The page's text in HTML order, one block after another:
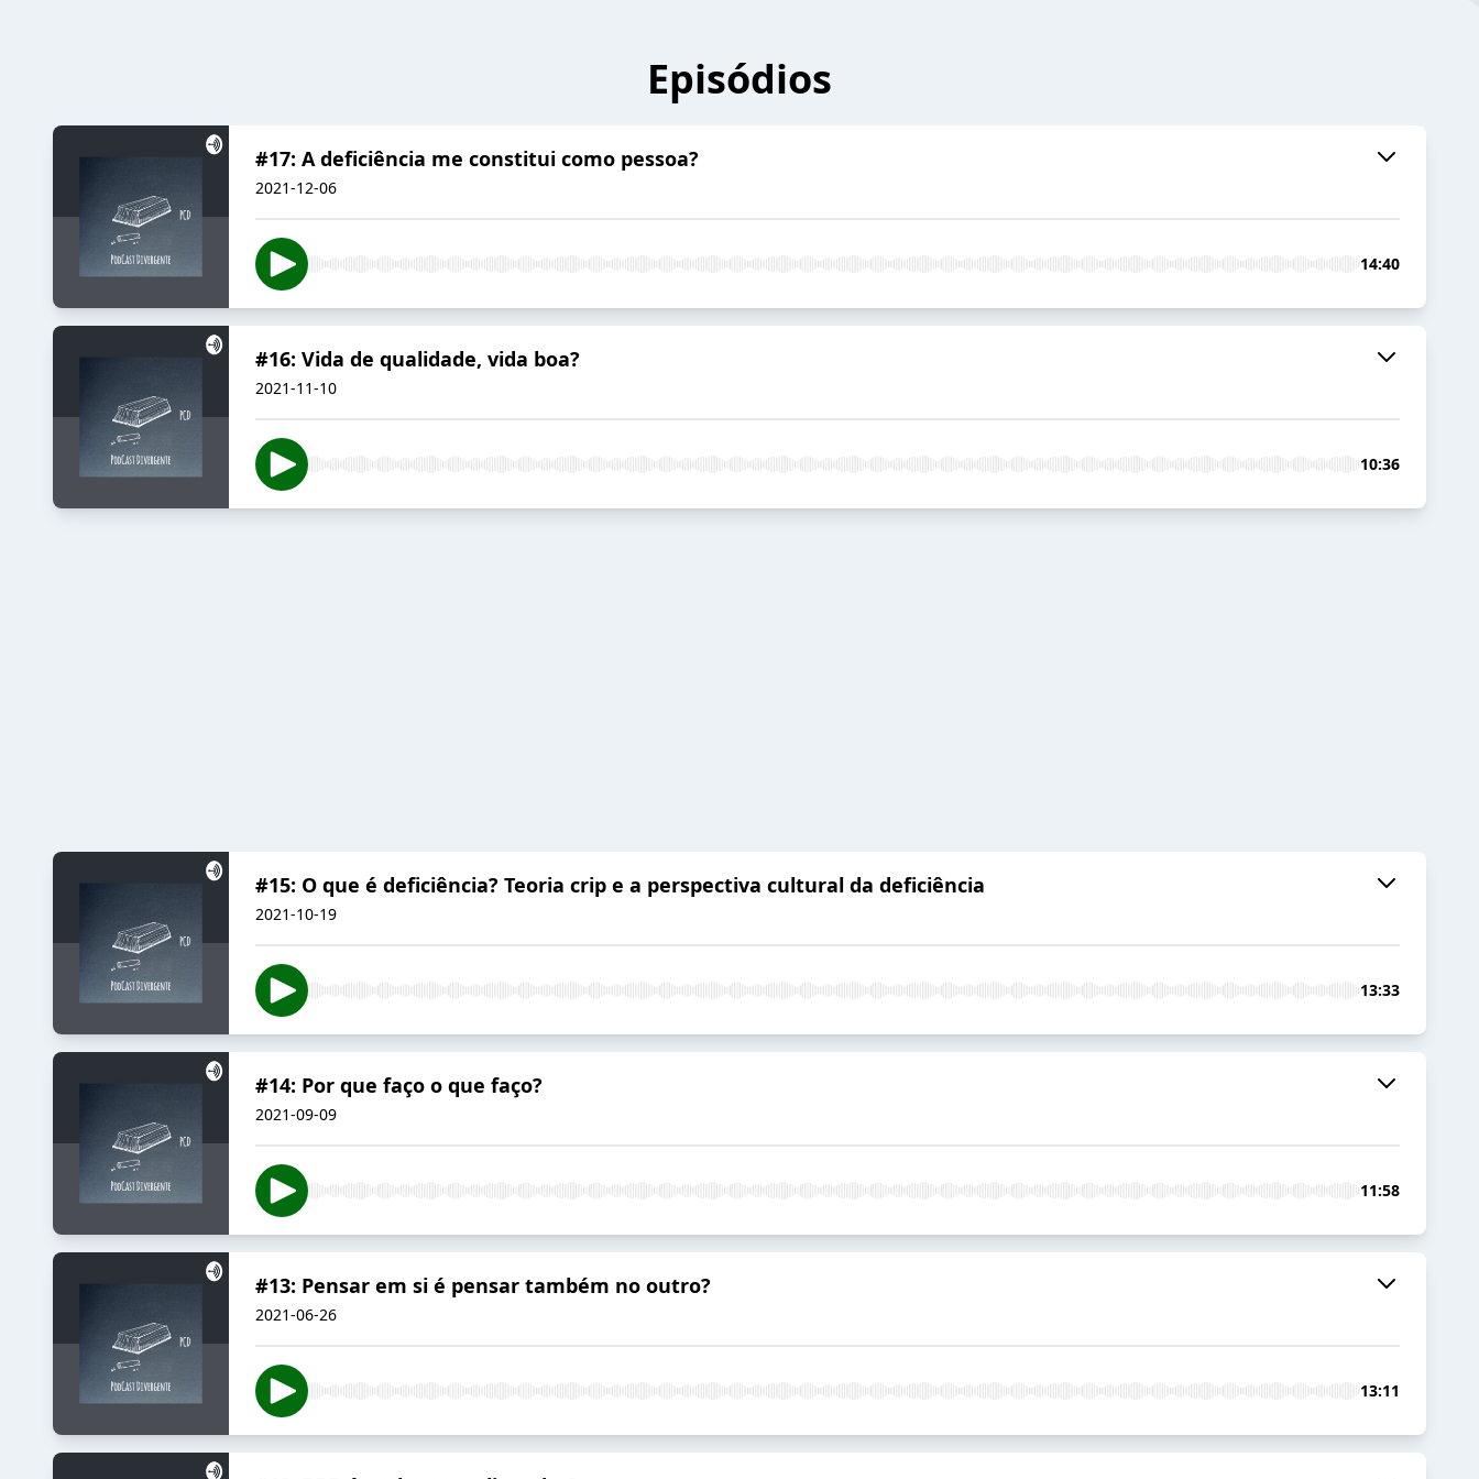
Episódios
#17: A deficiência me constitui como pessoa?
2021-12-06
14:40
#16: Vida de qualidade, vida boa?
2021-11-10
10:36
#15: O que é deficiência? Teoria crip e a perspectiva cultural da deficiência
2021-10-19
13:33
#14: Por que faço o que faço?
2021-09-09
11:58
#13: Pensar em si é pensar também no outro?
2021-06-26
13:11